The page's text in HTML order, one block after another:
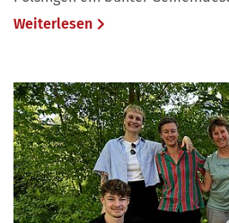
Weiterlesen